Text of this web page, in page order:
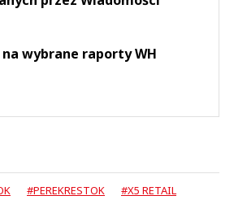
na wybrane raporty WH
#PEREKRESTOK
#X5 RETAIL